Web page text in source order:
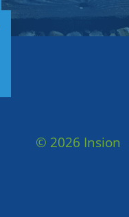
© 2026 Insion